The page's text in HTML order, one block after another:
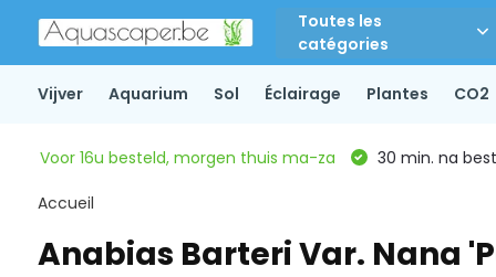
Toutes les
catégories
Vijver Aquarium Sol Éclairage Plantes CO2
Voor 16u besteld, morgen thuis ma-za 30 min. na
Accueil
Anabias Barteri Var. Nana